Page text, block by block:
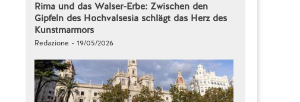
Rima und das Walser-Erbe: Zwischen den
Gipfeln des Hochvalsesia schlägt das Herz des
Kunstmarmors
Redazione - 19/05/2026